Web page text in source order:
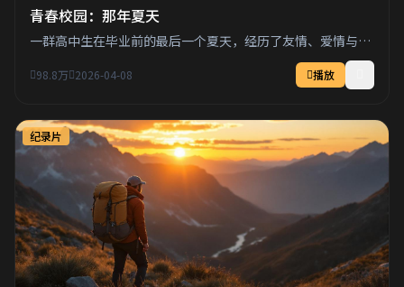
青春校园：那年夏天
一群高中生在毕业前的最后一个夏天，经历了友情、爱情与成
98.8万 2026-04-08 播放
纪录片